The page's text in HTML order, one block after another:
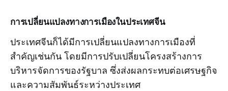
การเปลี่ยนแปลงทางการเมืองในประเทศจีน
ประเทศจีนก็ได้มีการเปลี่ยนแปลงทางการเมืองที่
สำคัญเช่นกัน โดยมีการปรับเปลี่ยนโครงสร้างการ
บริหารจัดการของรัฐบาล ซึ่งส่งผลกระทบต่อเศรษฐกิจ
และความสัมพันธ์ระหว่างประเทศ